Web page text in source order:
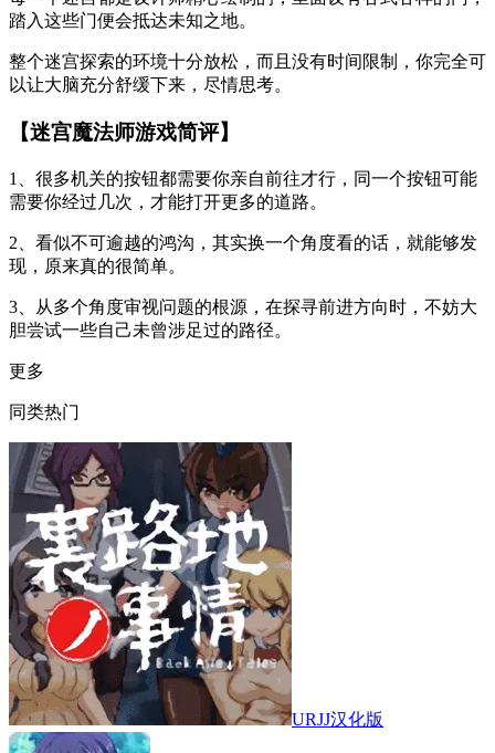
踏入这些门便会抵达未知之地。
整个迷宫探索的环境十分放松，而且没有时间限制，你完全可
以让大脑充分舒缓下来，尽情思考。
【迷宫魔法师游戏简评】
1、很多机关的按钮都需要你亲自前往才行，同一个按钮可能
需要你经过几次，才能打开更多的道路。
2、看似不可逾越的鸿沟，其实换一个角度看的话，就能够发
现，原来真的很简单。
3、从多个角度审视问题的根源，在探寻前进方向时，不妨大
胆尝试一些自己未曾涉足过的路径。
更多
同类热门
URJJ汉化版